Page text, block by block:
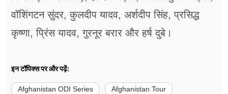
वॉशिंगटन सुंदर, कुलदीप यादव, अर्शदीप सिंह, प्रसिद्ध
कृष्णा, प्रिंस यादव, गुरनूर बरार और हर्ष दुबे।
इन टॉपिक्स पर और पढ़ें:
Afghanistan ODI Series Afghanistan Tour